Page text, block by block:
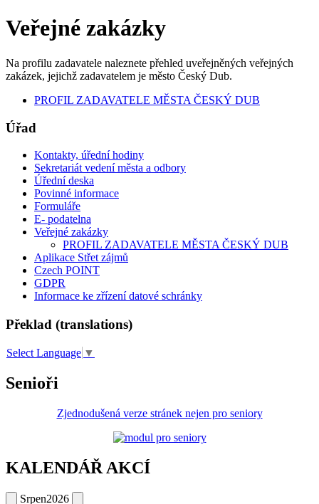
Veřejné zakázky
Na profilu zadavatele naleznete přehled uveřejněných veřejných
zakázek, jejichž zadavatelem je město Český Dub.
PROFIL ZADAVATELE MĚSTA ČESKÝ DUB
Úřad
Kontakty, úřední hodiny
Sekretariát vedení města a odbory
Úřední deska
Povinné informace
Formuláře
E- podatelna
Veřejné zakázky
PROFIL ZADAVATELE MĚSTA ČESKÝ DUB
Aplikace Střet zájmů
Czech POINT
GDPR
Informace ke zřízení datové schránky
Překlad (translations)
Select Language ▼
Senioři
Zjednodušená verze stránek nejen pro seniory
KALENDÁŘ AKCÍ
Srpen2026